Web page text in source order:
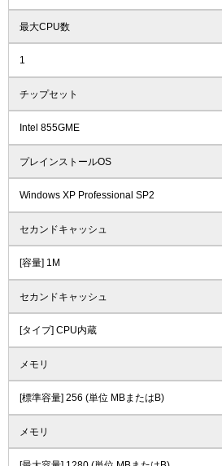
最大CPU数
1
チップセット
Intel 855GME
プレインストールOS
Windows XP Professional SP2
セカンドキャッシュ
[容量] 1M
セカンドキャッシュ
[タイプ] CPU内蔵
メモリ
[標準容量] 256 (単位 MBまたはB)
メモリ